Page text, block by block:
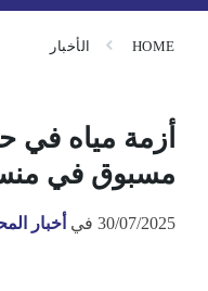
HOME الأخبار
أزمة مياه
مسبوق في
30/07/2025 في أخبار